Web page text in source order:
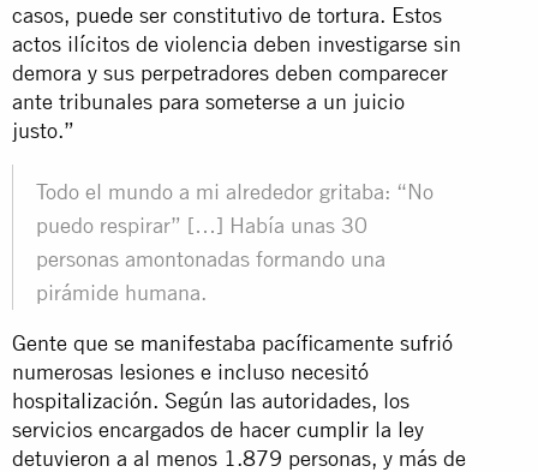
casos, puede ser constitutivo de tortura. Estos
actos ilícitos de violencia deben investigarse sin
demora y sus perpetradores deben comparecer
ante tribunales para someterse a un juicio
justo.”
Todo el mundo a mi alrededor gritaba: “No
puedo respirar” […] Había unas 30
personas amontonadas formando una
pirámide humana.
Gente que se manifestaba pacíficamente sufrió
numerosas lesiones e incluso necesitó
hospitalización. Según las autoridades, los
servicios encargados de hacer cumplir la ley
detuvieron a al menos 1.879 personas, y más de